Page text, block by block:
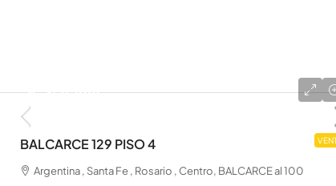
u$s 450.000
BALCARCE 129 PISO 4
Argentina , Santa Fe , Rosario , Centro, BALCARCE al 100